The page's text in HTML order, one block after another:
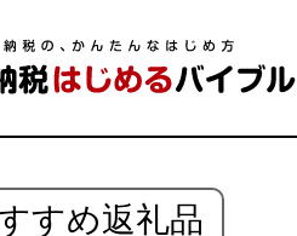
すめ返礼品